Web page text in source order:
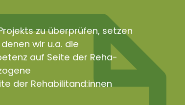
zu überprüfen, setzen
wir u.a. die
auf Seite der Reha-
der Rehabilitand:innen